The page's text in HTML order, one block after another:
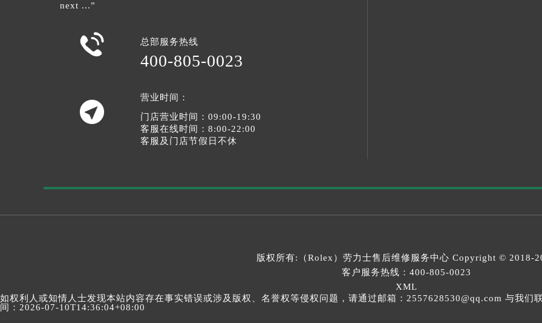
next ...”
 总部服务热线
400-805-0023

营业时间：
门店营业时间：09:00-19:30
客服在线时间：8:00-22:00
客服及门店节假日不休
版权所有:（Rolex） 劳力士售后维修服务中心 Copyright © 2018-
客户服务热线： 400-805-0023
XML
如权利人或知情人士发现本站内容存在事实错误或涉及版权、名誉权等侵权问题，请通过邮箱：2557628530@qq.com 与我们
间：2026-07-10T14:36:04+08:00